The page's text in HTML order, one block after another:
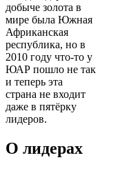
добыче золота в
мире была Южная
Африканская
республика, но в
2010 году что-то у
ЮАР пошло не так
и теперь эта
страна не входит
даже в пятёрку
лидеров.
О лидерах